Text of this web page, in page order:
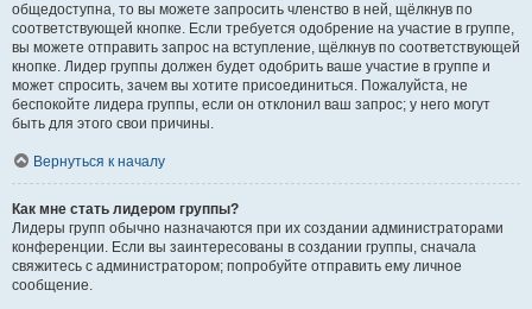
общедоступна, то вы можете запросить членство в ней, щёлкнув по
соответствующей кнопке. Если требуется одобрение на участие в группе,
вы можете отправить запрос на вступление, щёлкнув по соответствующей
кнопке. Лидер группы должен будет одобрить ваше участие в группе и
может спросить, зачем вы хотите присоединиться. Пожалуйста, не
беспокойте лидера группы, если он отклонил ваш запрос; у него могут
быть для этого свои причины.
Вернуться к началу
Как мне стать лидером группы?
Лидеры групп обычно назначаются при их создании администраторами
конференции. Если вы заинтересованы в создании группы, сначала
свяжитесь с администратором; попробуйте отправить ему личное
сообщение.